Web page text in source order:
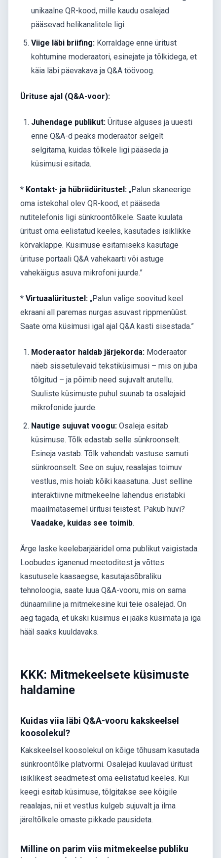
unikaalne QR-kood, mille kaudu osalejad
pääsevad helikanalitele ligi.
Viige läbi briifing: Korraldage enne üritust
kohtumine moderaatori, esinejate ja tõlkidega, et
käia läbi päevakava ja Q&A töövoog.
Ürituse ajal (Q&A-voor):
Juhendage publikut: Ürituse alguses ja uuesti
enne Q&A-d peaks moderaator selgelt
selgitama, kuidas tõlkele ligi pääseda ja
küsimusi esitada.
* Kontakt- ja hübriidüritustel: „Palun skaneerige
oma istekohal olev QR-kood, et pääseda
nutitelefonis ligi sünkroontõlkele. Saate kuulata
üritust oma eelistatud keeles, kasutades isiklikke
kõrvaklappe. Küsimuse esitamiseks kasutage
ürituse portaali Q&A vahekaarti või astuge
vahekäigus asuva mikrofoni juurde.”
* Virtuaalüritustel: „Palun valige soovitud keel
ekraani all paremas nurgas asuvast rippmenüüst.
Saate oma küsimusi igal ajal Q&A kasti sisestada.”
Moderaator haldab järjekorda: Moderaator
näeb sissetulevaid tekstiküsimusi – mis on juba
tõlgitud – ja põimib need sujuvalt arutellu.
Suuliste küsimuste puhul suunab ta osalejaid
mikrofonide juurde.
Nautige sujuvat voogu: Osaleja esitab
küsimuse. Tõlk edastab selle sünkroonselt.
Esineja vastab. Tõlk vahendab vastuse samuti
sünkroonselt. See on sujuv, reaalajas toimuv
vestlus, mis hoiab kõiki kaasatuna. Just selline
interaktiivne mitmekeelne lahendus eristabki
maailmatasemel üritusi teistest. Pakub huvi?
Vaadake, kuidas see toimib.
Ärge laske keelebarjääridel oma publikut vaigistada.
Loobudes iganenud meetoditest ja võttes
kasutusele kaasaegse, kasutajasõbraliku
tehnoloogia, saate luua Q&A-vooru, mis on sama
dünaamiline ja mitmekesine kui teie osalejad. On
aeg tagada, et ükski küsimus ei jääks küsimata ja iga
hääl saaks kuuldavaks.
KKK: Mitmekeelsete küsimuste
haldamine
Kuidas viia läbi Q&A-vooru kakskeelsel
koosolekul?
Kakskeelsel koosolekul on kõige tõhusam kasutada
sünkroontõlke platvormi. Osalejad kuulavad üritust
isiklikest seadmetest oma eelistatud keeles. Kui
keegi esitab küsimuse, tõlgitakse see kõigile
reaalajas, nii et vestlus kulgeb sujuvalt ja ilma
järeltõlkele omaste pikkade pausideta.
Milline on parim viis mitmekeelse publiku